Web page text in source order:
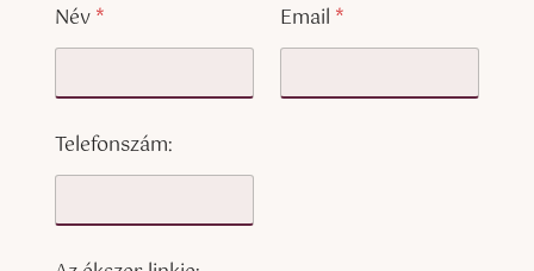
Név* Email *
Telefonszám: